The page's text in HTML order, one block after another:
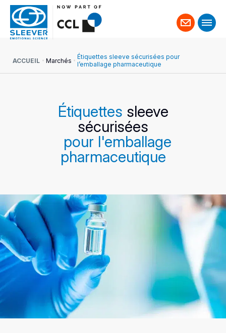
Contact
ACCUEIL Marchés
Étiquettes sleeve sécurisées pour
l’emballage pharmaceutique
Étiquettes sleeve
sécurisées
pour l'emballage
pharmaceutique